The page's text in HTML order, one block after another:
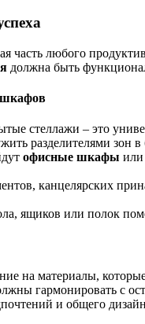
часть любого
должна быть
шкафов
стеллажи – это
разделителями зон
офисные шкафы или
канцелярских
ящиков или полок
на материалы,
гармонировать с
и общего